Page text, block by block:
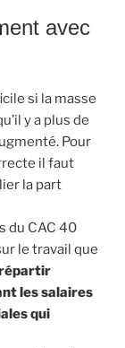
avec
si la masse
y a plus de
Pour
il faut
la part
du CAC 40
le travail que
les salaires
qui